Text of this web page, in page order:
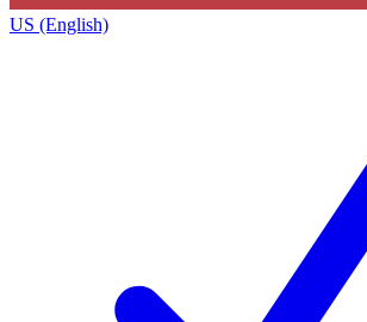
US (English)